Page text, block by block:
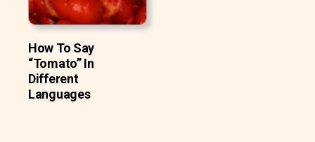
How To Say
“Tomato” In
Different
Languages